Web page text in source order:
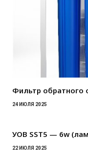
Фильтр обратного
24 ИЮЛЯ 2025
УОВ SST5 — 6w
22 ИЮЛЯ 2025